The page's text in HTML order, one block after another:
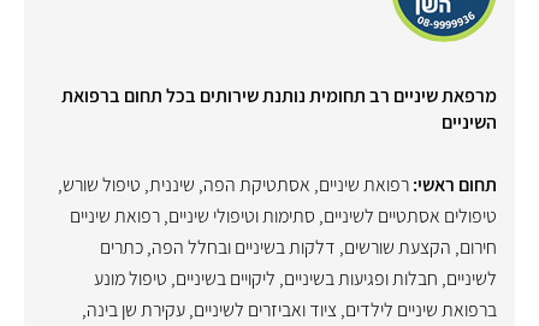
מרפאת שיניים רב תחומית נותנת שירותים בכל תחום ברפואת
השיניים
תחום ראשי:רפואת שיניים, אסתטיקת הפה, שיננית, טיפול שורש,
טיפולים אסתטיים לשיניים, סתימות וטיפולי שיניים,רפואת שיניים
חירום, הקצעת שורשים, דלקות בשיניים ובחלל הפה,כתרים
לשיניים, חבלות ופגיעות בשיניים, ליקויים בשיניים, טיפול מונע
ברפואת שיניים לילדים, ציוד ואביזרים לשיניים,עקירת שן בינה,